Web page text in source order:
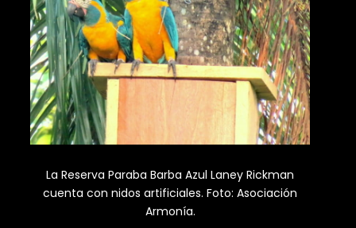
La Reserva Paraba Barba Azul Laney Rickman
cuenta con nidos artificiales. Foto: Asociación
Armonía.